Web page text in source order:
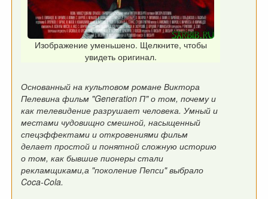
Изображение уменьшено. Щелкните, чтобы
увидеть оригинал.
Основанный на культовом романе Виктора
Пелевина фильм "Generation П" о том, почему и
как телевидение разрушает человека. Умный и
местами чудовищно смешной, насыщенный
спецэффектами и откровениями фильм
делает простой и понятной сложную историю
о том, как бывшие пионеры стали
рекламщиками,а "поколение Пепси" выбрало
Coca-Cola.